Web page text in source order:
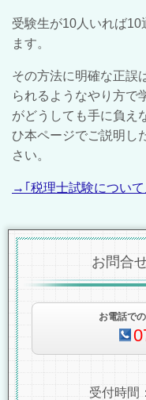
受験生が10人いれば
ます。
その方法に明確な正誤
られるようなやり方で
がどうしても手に負え
ひ本ページでご説明し
さい。
→｢税理士試験につい
お問合
お電話で
受付時間